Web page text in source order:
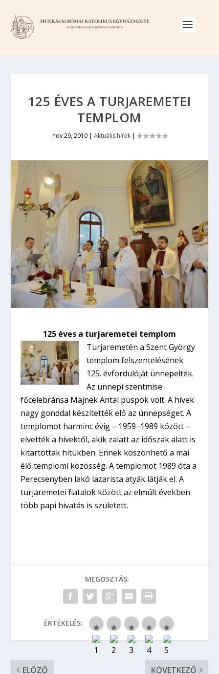
125 ÉVES A TURJAREMETEI
TEMPLOM
nov 29, 2010| Aktuális hírek|
125 éves a turjaremetei templom
Turjaremetén a Szent György
templom felszentelésének
125. évfordulóját ünnepelték.
Az ünnepi szentmise
főcelebránsa Majnek Antal püspök volt. A hívek
nagy gonddal készítették elő az ünnepséget.A
templomot harminc évig – 1959–1989 között –
elvették a hívektől, akik zalatt az időszak alatt is
kitartottak hitükben. Ennek köszönhető a mai
élő templomi közösség. A templomot 1989 óta a
Perecsenyben lakó lazarista atyák látják el. A
turjaremetei fiatalok között az elmúlt években
több papi hivatás is született.
MEGOSZTÁS:
ÉRTÉKELÉS:
ELŐZŐ KÖVETKEZŐ